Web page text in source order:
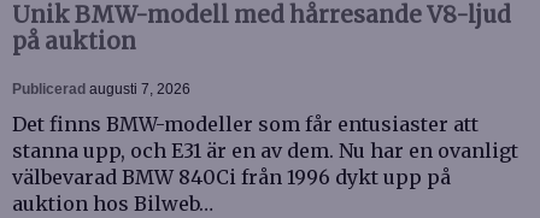
Unik BMW-modell med hårresande V8-ljud
på auktion
Publicerad augusti 7, 2026
Det finns BMW-modeller som får entusiaster att
stanna upp, och E31 är en av dem. Nu har en ovanligt
välbevarad BMW 840Ci från 1996 dykt upp på
auktion hos Bilweb…